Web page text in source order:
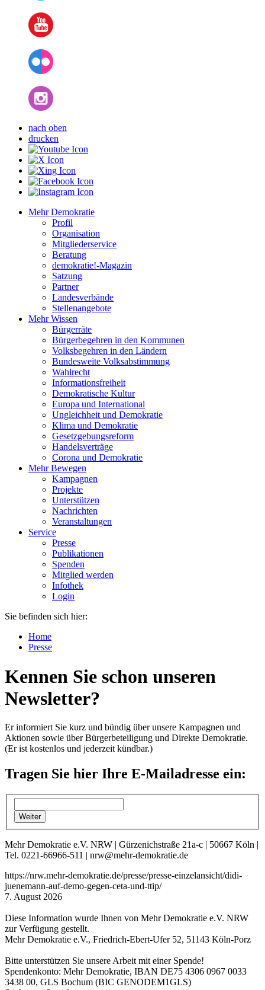
nach oben
drucken
Mehr Demokratie
Profil
Organisation
Mitgliederservice
Beratung
demokratie!-Magazin
Satzung
Partner
Landesverbände
Stellenangebote
Mehr Wissen
Bürgerräte
Bürgerbegehren in den Kommunen
Volksbegehren in den Ländern
Bundesweite Volksabstimmung
Wahlrecht
Informationsfreiheit
Demokratische Kultur
Europa und International
Ungleichheit und Demokratie
Klima und Demokratie
Gesetzgebungsreform
Handelsverträge
Corona und Demokratie
Mehr Bewegen
Kampagnen
Projekte
Unterstützen
Nachrichten
Veranstaltungen
Service
Presse
Publikationen
Spenden
Mitglied werden
Infothek
Login
Sie befinden sich hier:
Home
Presse
Kennen Sie schon unseren
Newsletter?
Er informiert Sie kurz und bündig über unsere Kampagnen und
Aktionen sowie über Bürgerbeteiligung und Direkte Demokratie.
(Er ist kostenlos und jederzeit kündbar.)
Tragen Sie hier Ihre E-Mailadresse ein:
Mehr Demokratie e.V. NRW | Gürzenichstraße 21a-c | 50667 Köln |
Tel. 0221-66966-511 | nrw@mehr-demokratie.de
https://nrw.mehr-demokratie.de/presse/presse-einzelansicht/didi-
juenemann-auf-demo-gegen-ceta-und-ttip/
7. August 2026
Diese Information wurde Ihnen von Mehr Demokratie e.V. NRW
zur Verfügung gestellt.
Mehr Demokratie e.V., Friedrich-Ebert-Ufer 52, 51143 Köln-Porz
Bitte unterstützen Sie unsere Arbeit mit einer Spende!
Spendenkonto: Mehr Demokratie, IBAN DE75 4306 0967 0033
3438 00, GLS Bochum (BIC GENODEM1GLS)